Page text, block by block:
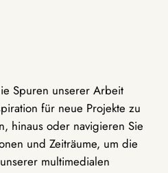
Spuren unserer Arbeit
für neue Projekte zu
hinaus oder navigieren Sie
und Zeiträume, um die
multimedialen